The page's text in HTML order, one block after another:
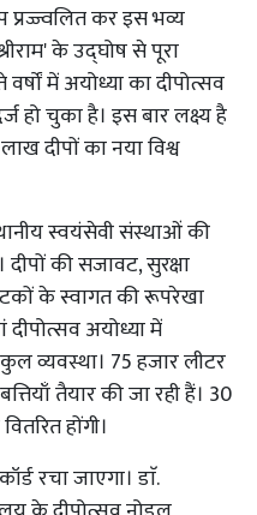
प्रज्ज्वलित कर इस भव्य
के उद्घोष से पूरा
में अयोध्या का दीपोत्सव
हो चुका है। इस बार लक्ष्य है
दीपों का नया विश्व
स्वयंसेवी संस्थाओं की
दीपों की सजावट, सुरक्षा
के स्वागत की रूपरेखा
दीपोत्सव अयोध्या में
व्यवस्था। 75 हजार लीटर
तैयार की जा रही हैं। 30
होंगी।
रचा जाएगा। डाॅ.